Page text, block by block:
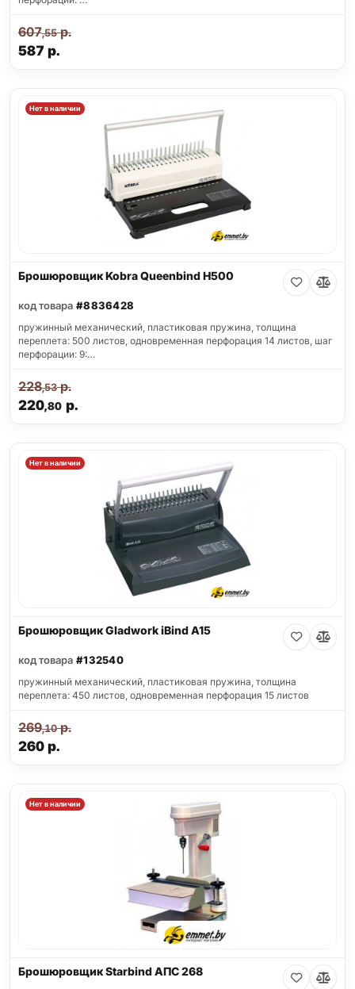
587 р.
607,55р.
Нет в наличии
Брошюровщик Kobra Queenbind H500
код товара #8836428
пружинный механический, пластиковая пружина, толщина
переплета: 500 листов, одновременная перфорация 14 листов, шаг
перфорации: 9:…
220,80р.
228,53р.
Нет в наличии
Брошюровщик Gladwork iBind A15
код товара #132540
пружинный механический, пластиковая пружина, толщина
переплета: 450 листов, одновременная перфорация 15 листов
260р.
269,10р.
Нет в наличии
Брошюровщик Starbind АПС 268